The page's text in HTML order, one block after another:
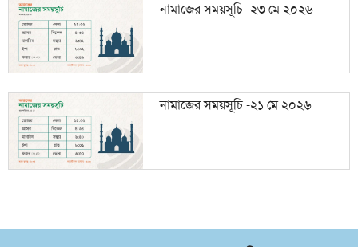
নামাজের সময়সূচি -২৩ মে ২০২৬
নামাজের সময়সূচি -২১ মে ২০২৬